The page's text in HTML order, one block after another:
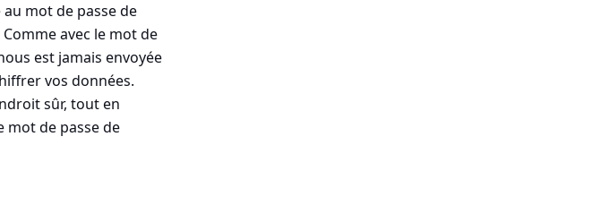
mot de passe de
avec le mot de
est jamais envoyée
vos données.
sûr, tout en
mot de passe de